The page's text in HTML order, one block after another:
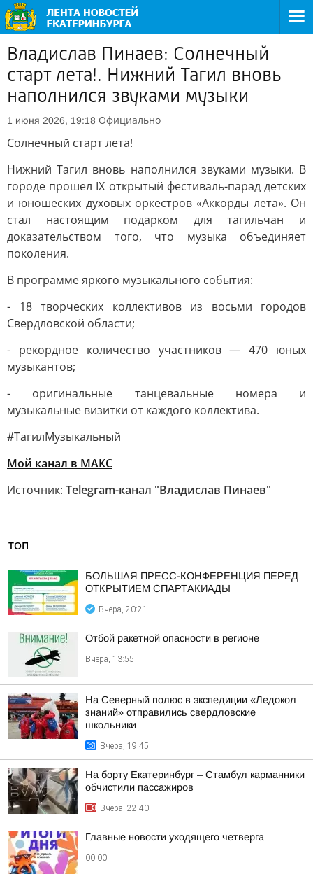
Владислав Пинаев: Солнечный
старт лета!. Нижний Тагил вновь
наполнился звуками музыки
1 июня 2026, 19:18 Официально
Солнечный старт лета!
Нижний Тагил вновь наполнился звуками музыки. В
городе прошел IX открытый фестиваль-парад детских
и юношеских духовых оркестров «Аккорды лета». Он
стал настоящим подарком для тагильчан и
доказательством того, что музыка объединяет
поколения.
В программе яркого музыкального события:
- 18 творческих коллективов из восьми городов
Свердловской области;
- рекордное количество участников — 470 юных
музыкантов;
- оригинальные танцевальные номера и
музыкальные визитки от каждого коллектива.
#ТагилМузыкальный
Мой канал в МАКС
Источник: Telegram-канал "Владислав Пинаев"
ТОП
БОЛЬШАЯ ПРЕСС-КОНФЕРЕНЦИЯ ПЕРЕД
ОТКРЫТИЕМ СПАРТАКИАДЫ
Вчера, 20:21
Отбой ракетной опасности в регионе
Вчера, 13:55
На Северный полюс в экспедиции «Ледокол
знаний» отправились свердловские
школьники
Вчера, 19:45
На борту Екатеринбург – Стамбул карманники
обчистили пассажиров
Вчера, 22:40
Главные новости уходящего четверга
00:00